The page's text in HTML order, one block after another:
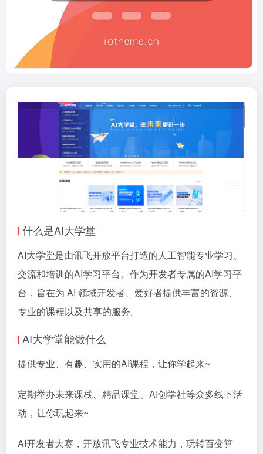
什么是AI大学堂
AI大学堂是由讯飞开放平台打造的人工智能专业学习、
交流和培训的AI学习平台。作为开发者专属的AI学习平
台，旨在为 AI 领域开发者、爱好者提供丰富的资源、
专业的课程以及共享的服务。
AI大学堂能做什么
提供专业、有趣、实用的AI课程，让你学起来~
定期举办未来课栈、精品课堂、AI创学社等众多线下活
动，让你玩起来~
AI开发者大赛，开放讯飞专业技术能力，玩转百变算